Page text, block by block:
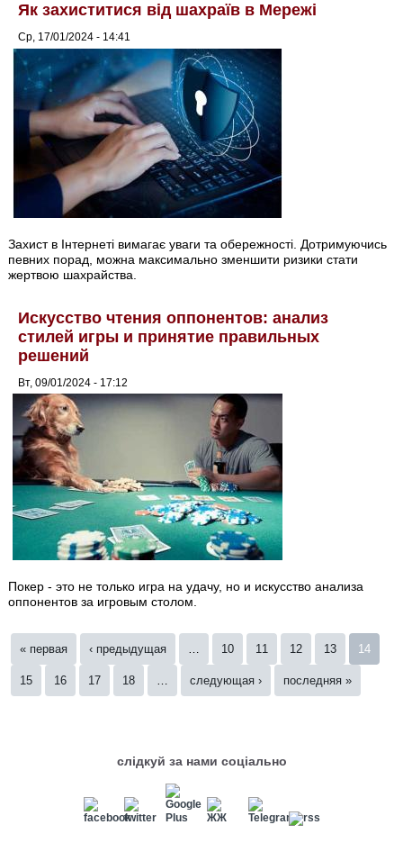
Як захиститися від шахраїв в Мережі
Ср, 17/01/2024 - 14:41
Захист в Інтернеті вимагає уваги та обережності. Дотримуючись
певних порад, можна максимально зменшити ризики стати
жертвою шахрайства.
Искусство чтения оппонентов: анализ
стилей игры и принятие правильных
решений
Вт, 09/01/2024 - 17:12
Покер - это не только игра на удачу, но и искусство анализа
оппонентов за игровым столом.
Страницы
« первая ‹ предыдущая … 10 11 12 13 14
15 16 17 18 … следующая › последняя »
слідкуй за нами соціально